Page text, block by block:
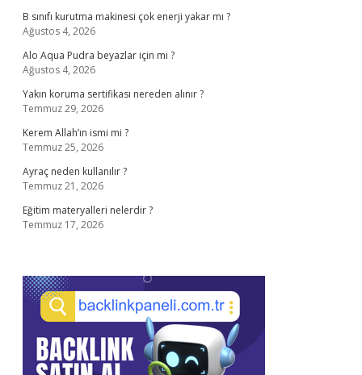
B sınıfı kurutma makinesi çok enerji yakar mı ?
Ağustos 4, 2026
Alo Aqua Pudra beyazlar için mi ?
Ağustos 4, 2026
Yakın koruma sertifikası nereden alınır ?
Temmuz 29, 2026
Kerem Allah’ın ismi mi ?
Temmuz 25, 2026
Ayraç neden kullanılır ?
Temmuz 21, 2026
Eğitim materyalleri nelerdir ?
Temmuz 17, 2026